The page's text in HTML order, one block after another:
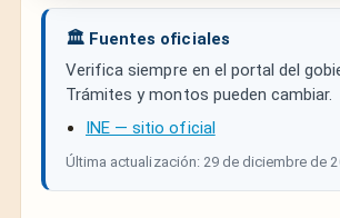
🏛️ Fuentes oficiales
Verifica siempre en el portal del
Trámites y montos pueden cambiar.
INE — sitio oficial
Última actualización: 29 de diciembre de